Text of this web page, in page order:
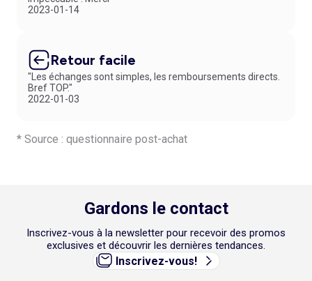
2023-01-14
Retour facile
"Les échanges sont simples, les remboursements directs.
Bref TOP."
2022-01-03
* Source : questionnaire post-achat
Gardons le contact
Inscrivez-vous à la newsletter pour recevoir des promos
exclusives et découvrir les dernières tendances.
Inscrivez-vous!